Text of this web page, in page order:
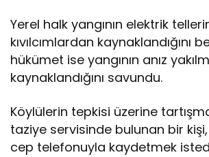
Yerel halk yangının elektrik
kıvılcımlardan kaynaklandığını
hükümet ise yangının anız
kaynaklandığını savundu.
Köylülerin tepkisi üzerine
taziye servisinde bulunan bir
cep telefonuyla kaydetmek